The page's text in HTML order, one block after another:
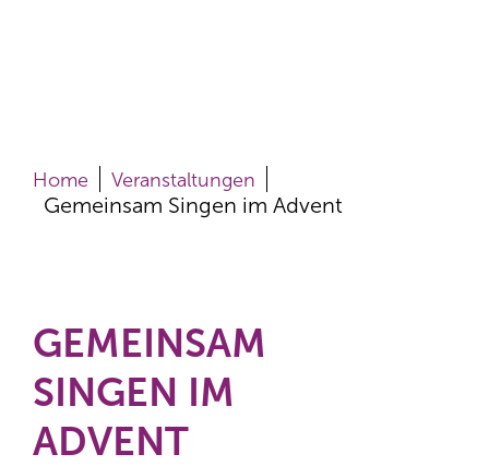
Home Veranstaltungen
Gemeinsam Singen im Advent
GEMEINSAM
SINGEN IM
ADVENT